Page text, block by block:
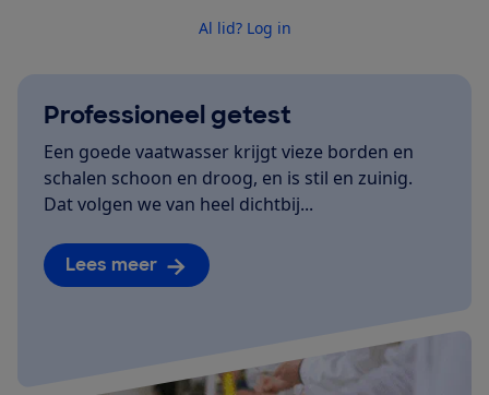
Al lid? Log in
Professioneel getest
Een goede vaatwasser krijgt vieze borden en
schalen schoon en droog, en is stil en zuinig.
Dat volgen we van heel dichtbij...
Lees meer